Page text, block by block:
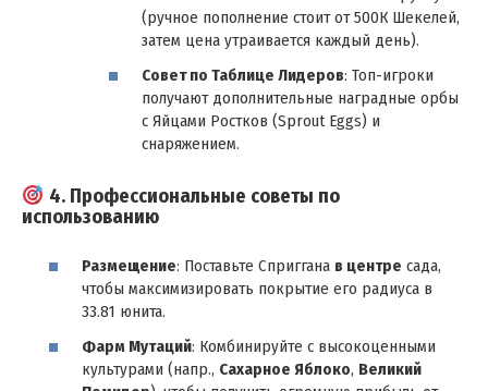
(ручное пополнение стоит от 500К Шекелей,
затем цена утраивается каждый день).
Совет по Таблице Лидеров: Топ-игроки
получают дополнительные наградные орбы
с Яйцами Ростков (Sprout Eggs) и
снаряжением.
4. Профессиональные советы по
использованию
Размещение: Поставьте Сприггана в центре сада,
чтобы максимизировать покрытие его радиуса в
33.81 юнита.
Фарм Мутаций: Комбинируйте с высокоценными
культурами (напр., Сахарное Яблоко, Великий